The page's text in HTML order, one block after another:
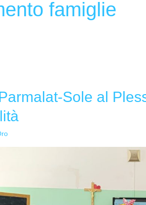
famiglie
Sole al